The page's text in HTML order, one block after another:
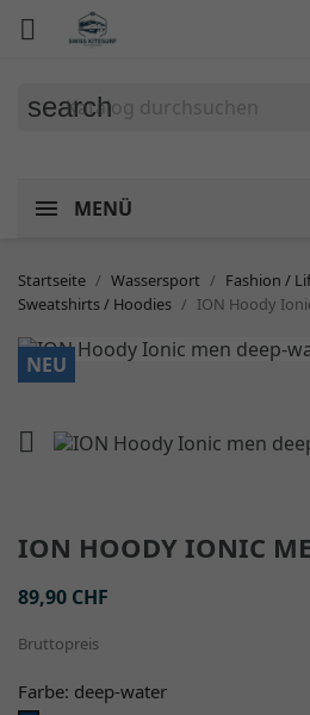

search
MENÜ
Startseite Wassersport Fashion /
Sweatshirts / Hoodies
ION Hoody
NEU

ION HOODY IONIC
89,90 CHF
Bruttopreis
Farbe: deep-water